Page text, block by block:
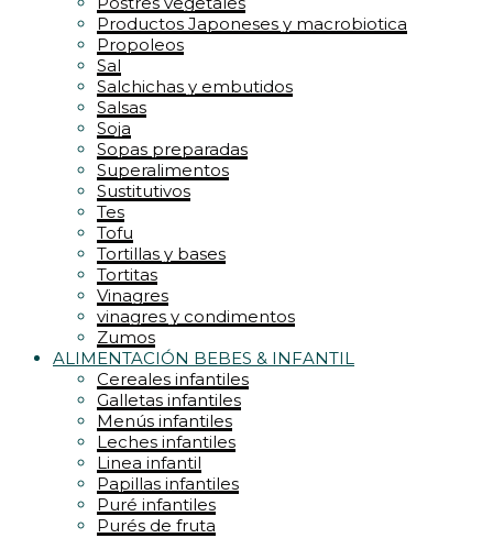
Productos Japoneses y macrobiotica
Propoleos
Sal
Salchichas y embutidos
Salsas
Soja
Sopas preparadas
Superalimentos
Sustitutivos
Tes
Tofu
Tortillas y bases
Tortitas
Vinagres
vinagres y condimentos
Zumos
ALIMENTACIÓN BEBES & INFANTIL
Cereales infantiles
Galletas infantiles
Menús infantiles
Leches infantiles
Linea infantil
Papillas infantiles
Puré infantiles
Purés de fruta